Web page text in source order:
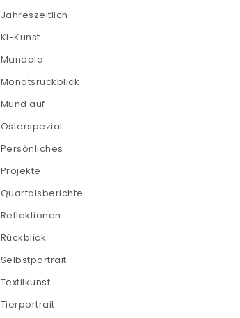
Jahreszeitlich
KI-Kunst
Mandala
Monatsrückblick
Mund auf
Osterspezial
Persönliches
Projekte
Quartalsberichte
Reflektionen
Rückblick
Selbstportrait
Textilkunst
Tierportrait